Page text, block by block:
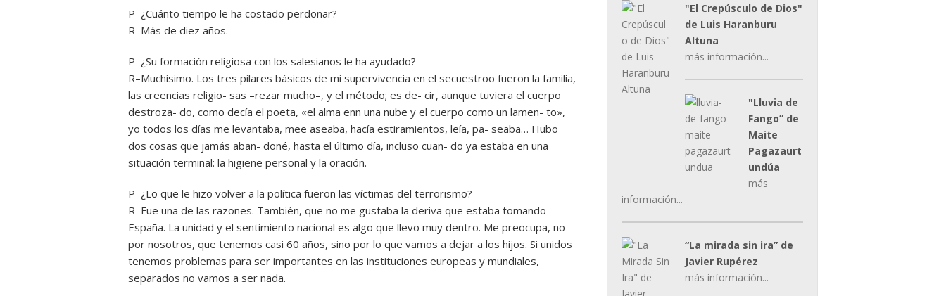
P–¿Cuánto tiempo le ha costado perdonar?
R–Más de diez años.
P–¿Su formación religiosa con los salesianos le ha ayudado?
R–Muchísimo. Los tres pilares básicos de mi supervivencia en el secuestroo fueron la familia,
las creencias religio- sas –rezar mucho–, y el método; es de- cir, aunque tuviera el cuerpo
destroza- do, como decía el poeta, «el alma enn una nube y el cuerpo como un lamen- to»,
yo todos los días me levantaba, mee aseaba, hacía estiramientos, leía, pa- seaba… Hubo
dos cosas que jamás aban- doné, hasta el último día, incluso cuan- do ya estaba en una
situación terminal: la higiene personal y la oración.
P–¿Lo que le hizo volver a la política fueron las víctimas del terrorismo?
R–Fue una de las razones. También, que no me gustaba la deriva que estaba tomando
España. La unidad y el sentimiento nacional es algo que llevo muy dentro. Me preocupa, no
por nosotros, que tenemos casi 60 años, sino por lo que vamos a dejar a los hijos. Si unidos
tenemos problemas para ser importantes en las instituciones europeas y mundiales,
separados no vamos a ser nada.
"El Crepúsculo de Dios"
de Luis Haranburu
Altuna
más información...
"Lluvia de
Fango” de
Maite
Pagazaurt
undúa
más
información...
“La mirada sin ira” de
Javier Rupérez
más información...